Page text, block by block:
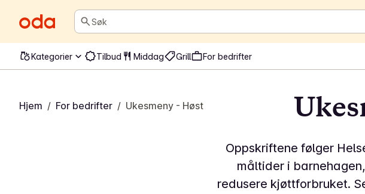
Søk
Kategorier Tilbud Middag Grill For bedrifter
Hjem / For bedrifter / Ukesmeny - Høst
Oppskriftene følger
måltider i
redusere kjøttforbruket.